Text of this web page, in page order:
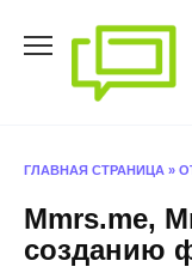
ГЛАВНАЯ СТРАНИЦА »
Mmrs.me,
созданию